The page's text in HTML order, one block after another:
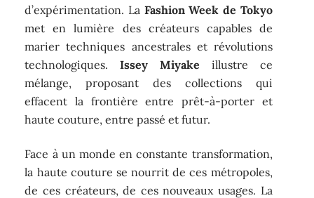
d’expérimentation. La Fashion Week de Tokyo
met en lumière des créateurs capables de
marier techniques ancestrales et révolutions
technologiques.Issey Miyake illustre ce
mélange, proposant des collections qui
effacent la frontière entre prêt-à-porter et
haute couture, entre passé et futur.
Face à un monde en constante transformation,
la haute couture se nourrit de ces métropoles,
de ces créateurs, de ces nouveaux usages. La